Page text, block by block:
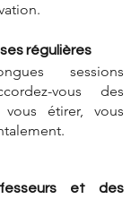
régulières
sessions
vous des
vous étirer, vous
et des